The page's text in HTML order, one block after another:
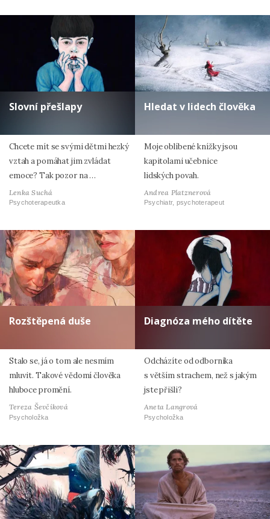
Slovní přešlapy
Chcete mít se svými dětmi hezký
vztah a pomáhat jim zvládat
emoce? Tak pozor na …
Lenka Suchá
Psychoterapeutka
Hledat v lidech člověka
Moje oblíbené knížky jsou
kapitolami učebnice
lidských povah.
Andrea Platznerová
Psychiatr, psychoterapeut
Rozštěpená duše
Stalo se, já o tom ale nesmím
mluvit. Takové vědomí člověka
hluboce promění.
Tereza Ševčíková
Psycholožka
Diagnóza mého dítěte
Odcházíte od odborníka
s větším strachem, než s jakým
jste přišli?
Aneta Langrová
Psycholožka